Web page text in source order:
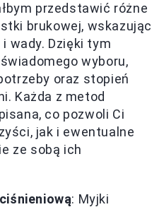
przedstawić różne
brukowej, wskazując
wady. Dzięki tym
wyboru,
oraz stopień
Każda z metod
co pozwoli Ci
jak i ewentualne
ze sobą ich
: Myjki